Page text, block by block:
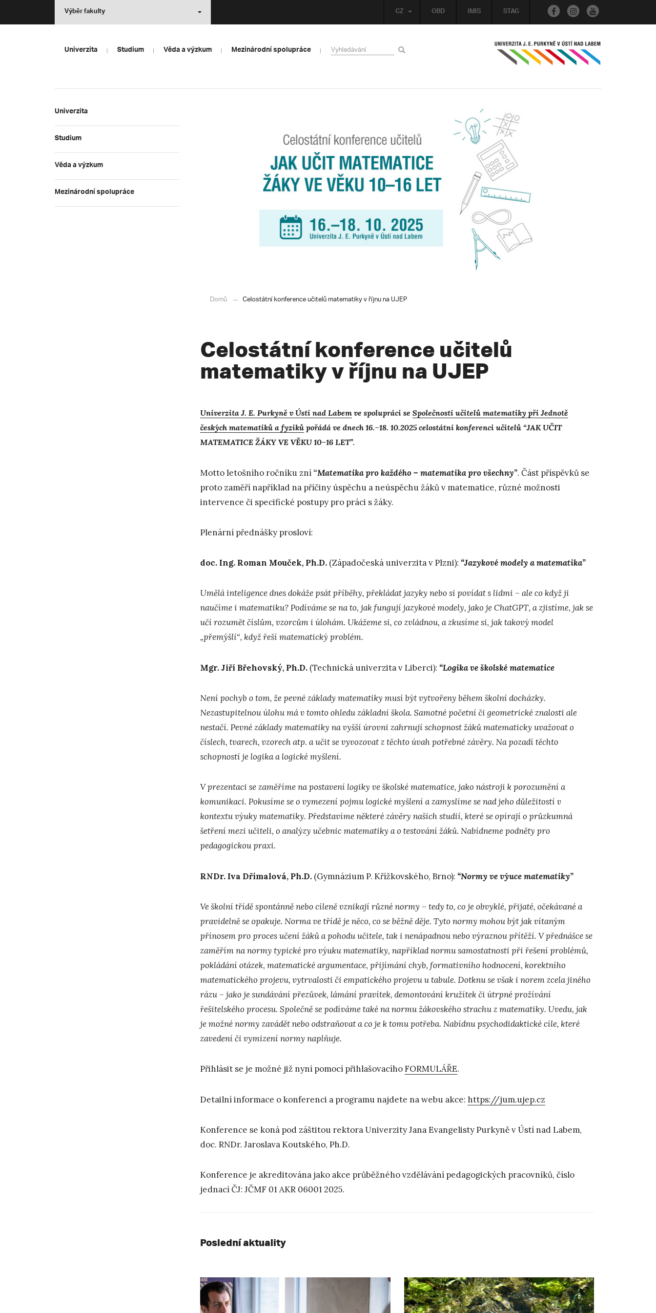
OBD IMIS STAG
CZ
Výběr fakulty
Univerzita Studium Věda a výzkum Mezinárodní spolupráce
Univerzita
Studium
Věda a výzkum
Mezinárodní spolupráce
Domů Celostátní konference učitelů matematiky v říjnu na UJEP
Celostátní konference učitelů
matematiky v říjnu na UJEP
Univerzita J. E. Purkyně v Ústí nad Labem ve spolupráci se Společností učitelů matematiky při Jednotě
českých matematiků a fyziků pořádá ve dnech 16.–18. 10.2025 celostátní konferenci učitelů “JAK UČIT
MATEMATICE ŽÁKY VE VĚKU 10–16 LET”.
Motto letošního ročníku zní “Matematika pro každého – matematika pro všechny”. Část příspěvků se
proto zaměří například na příčiny úspěchu a neúspěchu žáků v matematice, různé možnosti
intervence či specifické postupy pro práci s žáky.
Plenární přednášky prosloví:
doc. Ing. Roman Mouček, Ph.D. (Západočeská univerzita v Plzni): “Jazykové modely a matematika”
Umělá inteligence dnes dokáže psát příběhy, překládat jazyky nebo si povídat s lidmi – ale co když ji
naučíme i matematiku? Podíváme se na to, jak fungují jazykové modely, jako je ChatGPT, a zjistíme, jak se
učí rozumět číslům, vzorcům i úlohám. Ukážeme si, co zvládnou, a zkusíme si, jak takový model
„přemýšlí“, když řeší matematický problém.
Mgr. Jiří Břehovský, Ph.D. (Technická univerzita v Liberci): “Logika ve školské matematice
Není pochyb o tom, že pevné základy matematiky musí být vytvořeny během školní docházky.
Nezastupitelnou úlohu má v tomto ohledu základní škola. Samotné početní či geometrické znalosti ale
nestačí. Pevné základy matematiky na vyšší úrovni zahrnují schopnost žáků matematicky uvažovat o
číslech, tvarech, vzorech atp. a učit se vyvozovat z těchto úvah potřebné závěry. Na pozadí těchto
schopností je logika a logické myšlení.
V prezentaci se zaměříme na postavení logiky ve školské matematice, jako nástroji k porozumění a
komunikaci. Pokusíme se o vymezení pojmu logické myšlení a zamyslíme se nad jeho důležitostí v
kontextu výuky matematiky. Představíme některé závěry našich studií, které se opírají o průzkumná
šetření mezi učiteli, o analýzy učebnic matematiky a o testování žáků. Nabídneme podněty pro
pedagogickou praxi.
RNDr. Iva Dřímalová, Ph.D. (Gymnázium P. Křížkovského, Brno): “Normy ve výuce matematiky”
Ve školní třídě spontánně nebo cíleně vznikají různé normy – tedy to, co je obvyklé, přijaté, očekávané a
pravidelně se opakuje. Norma ve třídě je něco, co se běžně děje. Tyto normy mohou být jak vítaným
přínosem pro proces učení žáků a pohodu učitele, tak i nenápadnou nebo výraznou přítěží. V přednášce se
zaměřím na normy typické pro výuku matematiky, například normu samostatnosti při řešení problémů,
pokládání otázek, matematické argumentace, přijímání chyb, formativního hodnocení, korektního
matematického projevu, vytrvalosti či empatického projevu u tabule. Dotknu se však i norem zcela jiného
rázu – jako je sundávání přezůvek, lámání pravítek, demontování kružítek či útrpné prožívání
řešitelského procesu. Společně se podíváme také na normu žákovského strachu z matematiky. Uvedu, jak
je možné normy zavádět nebo odstraňovat a co je k tomu potřeba. Nabídnu psychodidaktické cíle, které
zavedení či vymizení normy naplňuje.
Přihlásit se je možné již nyní pomocí přihlašovacíhoFORMULÁŘE.
Detailní informace o konferenci a programu najdete na webu akce: https://jum.ujep.cz
Konference se koná pod záštitou rektora Univerzity Jana Evangelisty Purkyně v Ústí nad Labem,
doc. RNDr. Jaroslava Koutského, Ph.D.
Konference je akreditována jako akce průběžného vzdělávání pedagogických pracovníků, číslo
jednací ČJ: JČMF 01 AKR 06001 2025.
Poslední aktuality